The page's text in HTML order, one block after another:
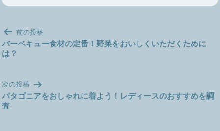
投
稿
ナ
ゲ
ー
シ
ョ
前の投稿
バーベキュー食材の定番！野菜をおいしくいただくために
は？
次の投稿
パタゴニアをおしゃれに着よう！レディースのおすすめを調
査